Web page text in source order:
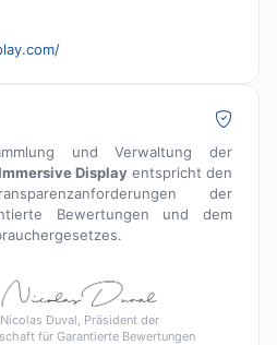
und Verwaltung der
Displayentspricht den
der
Bewertungen und dem
Nicolas Duval, Präsident der
für Garantierte Bewertungen